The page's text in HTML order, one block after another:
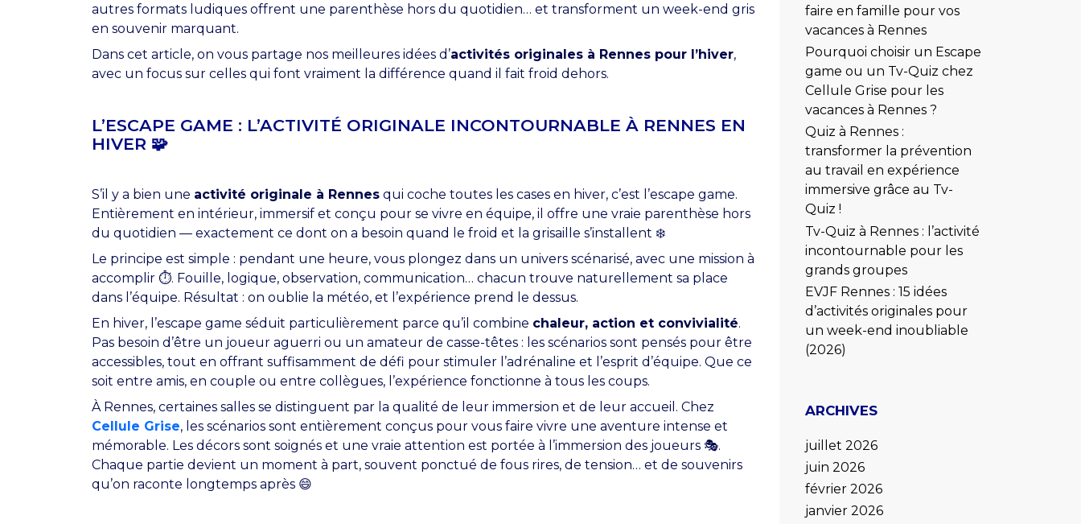
autres formats ludiques offrent une parenthèse hors du quotidien… et transforment un week-end gris
en souvenir marquant.
Dans cet article, on vous partage nos meilleures idées d’activités originales à Rennes pour l’hiver,
avec un focus sur celles qui font vraiment la différence quand il fait froid dehors.
L’ESCAPE GAME : L’ACTIVITÉ ORIGINALE INCONTOURNABLE À RENNES EN
HIVER 🧩
S’il y a bien une activité originale à Rennes qui coche toutes les cases en hiver, c’est l’escape game.
Entièrement en intérieur, immersif et conçu pour se vivre en équipe, il offre une vraie parenthèse hors
du quotidien — exactement ce dont on a besoin quand le froid et la grisaille s’installent ❄️
Le principe est simple : pendant une heure, vous plongez dans un univers scénarisé, avec une mission à
accomplir ⏱️. Fouille, logique, observation, communication… chacun trouve naturellement sa place
dans l’équipe. Résultat : on oublie la météo, et l’expérience prend le dessus.
En hiver, l’escape game séduit particulièrement parce qu’il combine chaleur, action et convivialité.
Pas besoin d’être un joueur aguerri ou un amateur de casse-têtes : les scénarios sont pensés pour être
accessibles, tout en offrant suffisamment de défi pour stimuler l’adrénaline et l’esprit d’équipe. Que ce
soit entre amis, en couple ou entre collègues, l’expérience fonctionne à tous les coups.
À Rennes, certaines salles se distinguent par la qualité de leur immersion et de leur accueil. Chez
Cellule Grise, les scénarios sont entièrement conçus pour vous faire vivre une aventure intense et
mémorable. Les décors sont soignés et une vraie attention est portée à l’immersion des joueurs 🎭.
Chaque partie devient un moment à part, souvent ponctué de fous rires, de tension… et de souvenirs
qu’on raconte longtemps après 😄
faire en famille pour vos
vacances à Rennes
Pourquoi choisir un Escape
game ou un Tv-Quiz chez
Cellule Grise pour les
vacances à Rennes ?
Quiz à Rennes :
transformer la prévention
au travail en expérience
immersive grâce au Tv-
Quiz !
Tv-Quiz à Rennes : l’activité
incontournable pour les
grands groupes
EVJF Rennes : 15 idées
d’activités originales pour
un week-end inoubliable
(2026)
ARCHIVES
juillet 2026
juin 2026
février 2026
janvier 2026